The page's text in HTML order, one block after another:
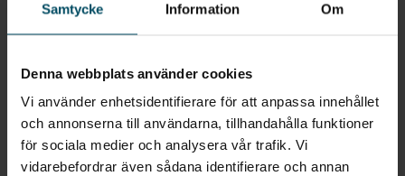
Samtycke Information Om
Denna webbplats använder cookies
Vi använder enhetsidentifierare för att anpassa innehållet
och annonserna till användarna, tillhandahålla funktioner
för sociala medier och analysera vår trafik. Vi
vidarebefordrar även sådana identifierare och annan
NYHET FRÅN FORD
utvecklad för företag som behöver en kostnadseffektiv
lösning i stadsmiljö. Med upp till 254 km räckvidd,
snabbladdning och låg driftskostnad är City ett smart val
för hantverkare, serviceföretag och distribution.